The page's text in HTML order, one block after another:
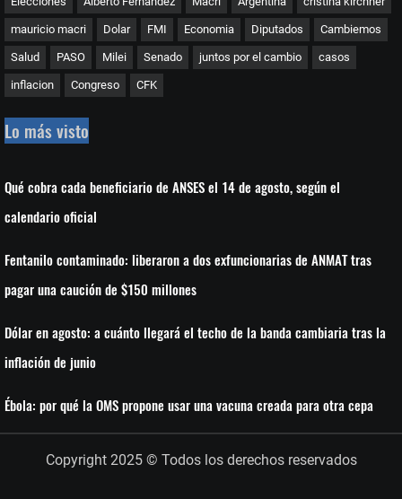
mauricio macri Dolar FMI Economia Diputados Cambiemos
Salud PASO Milei Senado juntos por el cambio casos
inflacion Congreso CFK
Lo más visto
Qué cobra cada beneficiario de ANSES el 14 de agosto, según el
calendario oficial
Fentanilo contaminado: liberaron a dos exfuncionarias de ANMAT tras
pagar una caución de $150 millones
Dólar en agosto: a cuánto llegará el techo de la banda cambiaria tras la
inflación de junio
Ébola: por qué la OMS propone usar una vacuna creada para otra cepa
Copyright 2025 © Todos los derechos reservados